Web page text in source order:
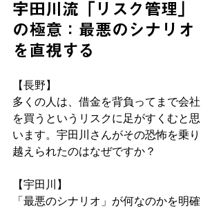
宇田川流「リスク管理」
の極意：最悪のシナリオ
を直視する
【長野】
多くの人は、借金を背負ってまで会社
を買うというリスクに足がすくむと思
います。宇田川さんがその恐怖を乗り
越えられたのはなぜですか？
【宇田川】
「最悪のシナリオ」が何なのかを明確